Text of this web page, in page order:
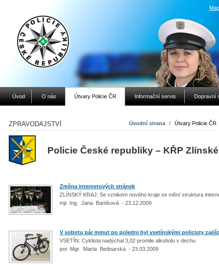
Úvod O nás Útvary Policie ČR Informační servis Dopravní
Úvodní strana / Útvary Policie ČR
ZPRAVODAJSTVÍ
Policie České republiky – KŘP
Změna internetových stránek
ZLÍNSKÝ KRAJ: Se vznikem nového kraje se mění struktura
mjr. Ing. Jana Bartíková - 23.12.2009
V sobotu pár minut po poledni byl vsetínskými policisty
VSETÍN: Cyklista nadýchal 3,02 promile alkoholu v dechu
por. Mgr. Marta Bednarská - 23.03.2009